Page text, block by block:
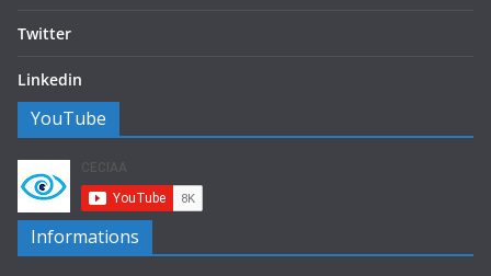
Twitter
Linkedin
YouTube
Informations